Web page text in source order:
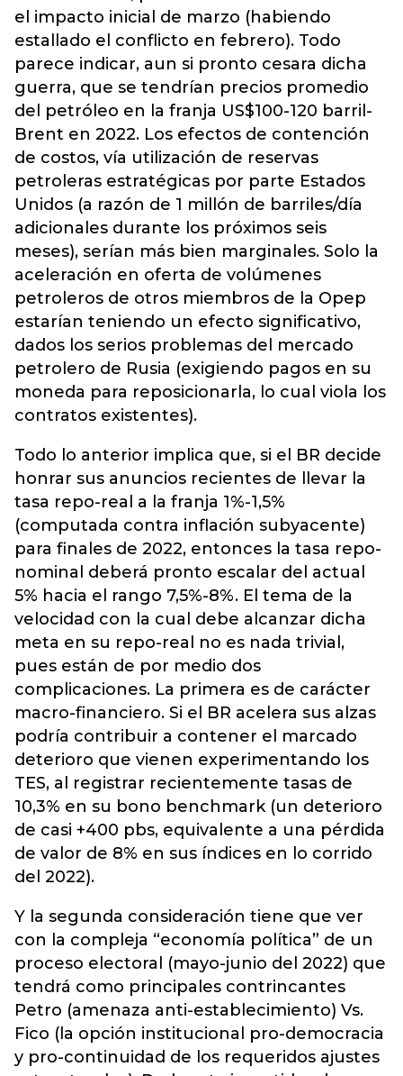
el impacto inicial de marzo (habiendo
estallado el conflicto en febrero). Todo
parece indicar, aun si pronto cesara dicha
guerra, que se tendrían precios promedio
del petróleo en la franja US$100-120 barril-
Brent en 2022. Los efectos de contención
de costos, vía utilización de reservas
petroleras estratégicas por parte Estados
Unidos (a razón de 1 millón de barriles/día
adicionales durante los próximos seis
meses), serían más bien marginales. Solo la
aceleración en oferta de volúmenes
petroleros de otros miembros de la Opep
estarían teniendo un efecto significativo,
dados los serios problemas del mercado
petrolero de Rusia (exigiendo pagos en su
moneda para reposicionarla, lo cual viola los
contratos existentes).
Todo lo anterior implica que, si el BR decide
honrar sus anuncios recientes de llevar la
tasa repo-real a la franja 1%-1,5%
(computada contra inflación subyacente)
para finales de 2022, entonces la tasa repo-
nominal deberá pronto escalar del actual
5% hacia el rango 7,5%-8%. El tema de la
velocidad con la cual debe alcanzar dicha
meta en su repo-real no es nada trivial,
pues están de por medio dos
complicaciones. La primera es de carácter
macro-financiero. Si el BR acelera sus alzas
podría contribuir a contener el marcado
deterioro que vienen experimentando los
TES, al registrar recientemente tasas de
10,3% en su bono benchmark (un deterioro
de casi +400 pbs, equivalente a una pérdida
de valor de 8% en sus índices en lo corrido
del 2022).
Y la segunda consideración tiene que ver
con la compleja “economía política” de un
proceso electoral (mayo-junio del 2022) que
tendrá como principales contrincantes
Petro (amenaza anti-establecimiento) Vs.
Fico (la opción institucional pro-democracia
y pro-continuidad de los requeridos ajustes